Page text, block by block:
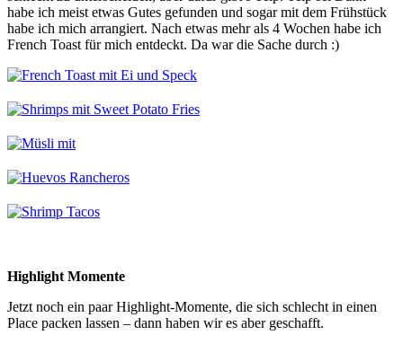
habe ich meist etwas Gutes gefunden und sogar mit dem Frühstück
habe ich mich arrangiert. Nach etwas mehr als 4 Wochen habe ich
French Toast für mich entdeckt. Da war die Sache durch :)
Highlight Momente
Jetzt noch ein paar Highlight-Momente, die sich schlecht in einen
Place packen lassen – dann haben wir es aber geschafft.